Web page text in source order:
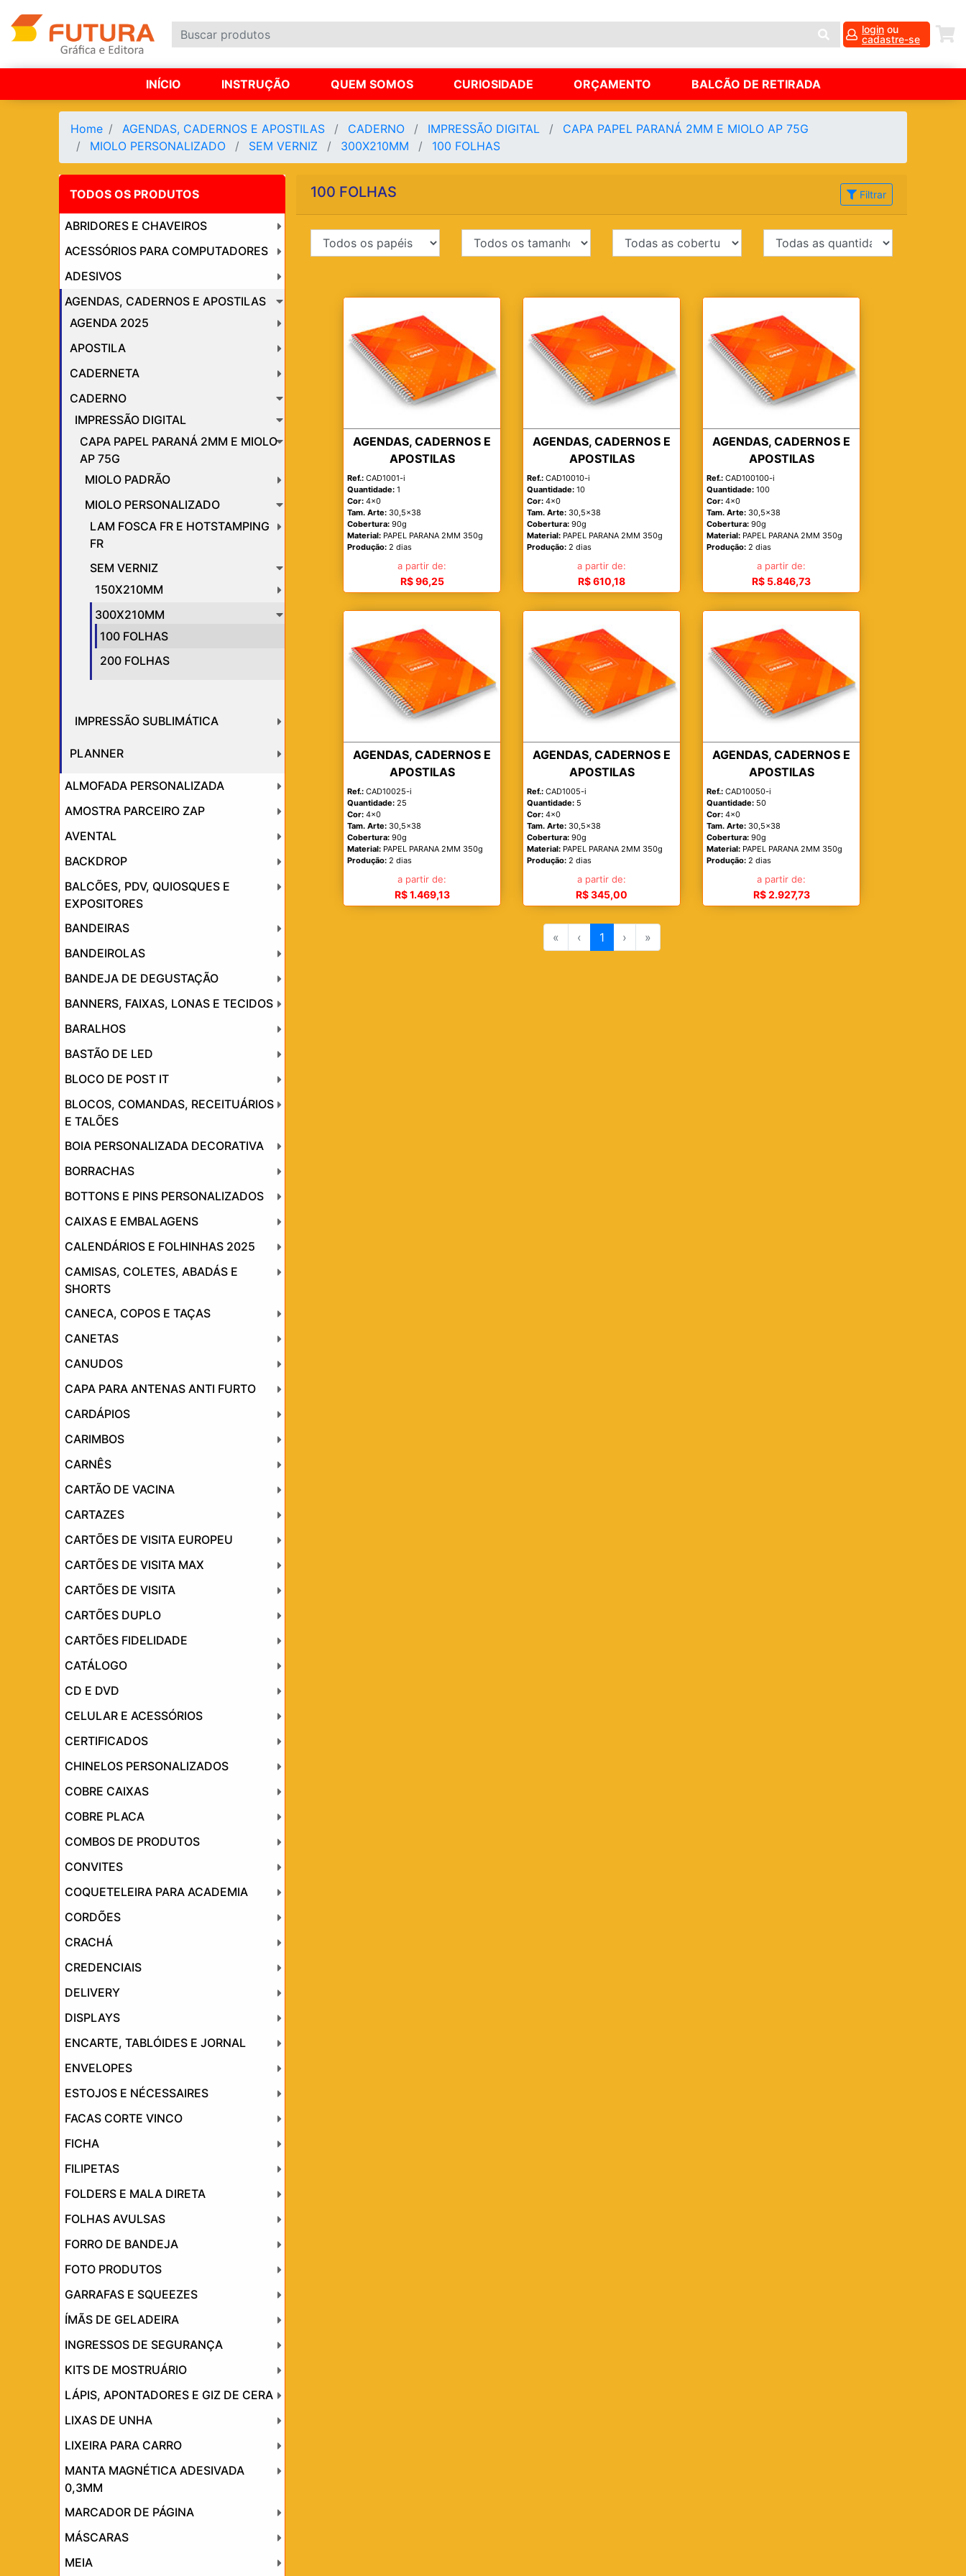
login ou
cadastre-se
INÍCIO INSTRUÇÃO QUEM SOMOS CURIOSIDADE ORÇAMENTO BALCÃO DE RETIRADA
Home AGENDAS, CADERNOS E APOSTILAS CADERNO IMPRESSÃO DIGITAL
CAPA PAPEL PARANÁ 2MM E MIOLO AP 75G
MIOLO PERSONALIZADO
SEM VERNIZ 300X210MM 100 FOLHAS
TODOS OS PRODUTOS
ABRIDORES E CHAVEIROS
ACESSÓRIOS PARA COMPUTADORES
ADESIVOS
AGENDAS, CADERNOS E APOSTILAS
AGENDA 2025
APOSTILA
CADERNETA
CADERNO
IMPRESSÃO DIGITAL
CAPA PAPEL PARANÁ 2MM E MIOLO
AP 75G
MIOLO PADRÃO
MIOLO PERSONALIZADO
LAM FOSCA FR E HOTSTAMPING
FR
SEM VERNIZ
150X210MM
300X210MM
100 FOLHAS
200 FOLHAS
IMPRESSÃO SUBLIMÁTICA
PLANNER
ALMOFADA PERSONALIZADA
AMOSTRA PARCEIRO ZAP
AVENTAL
BACKDROP
BALCÕES, PDV, QUIOSQUES E
EXPOSITORES
BANDEIRAS
BANDEIROLAS
BANDEJA DE DEGUSTAÇÃO
BANNERS, FAIXAS, LONAS E TECIDOS
BARALHOS
BASTÃO DE LED
BLOCO DE POST IT
BLOCOS, COMANDAS, RECEITUÁRIOS
E TALÕES
BOIA PERSONALIZADA DECORATIVA
BORRACHAS
BOTTONS E PINS PERSONALIZADOS
CAIXAS E EMBALAGENS
CALENDÁRIOS E FOLHINHAS 2025
CAMISAS, COLETES, ABADÁS E
SHORTS
CANECA, COPOS E TAÇAS
CANETAS
CANUDOS
CAPA PARA ANTENAS ANTI FURTO
CARDÁPIOS
CARIMBOS
CARNÊS
CARTÃO DE VACINA
CARTAZES
CARTÕES DE VISITA EUROPEU
CARTÕES DE VISITA MAX
CARTÕES DE VISITA
CARTÕES DUPLO
CARTÕES FIDELIDADE
CATÁLOGO
CD E DVD
CELULAR E ACESSÓRIOS
CERTIFICADOS
CHINELOS PERSONALIZADOS
COBRE CAIXAS
COBRE PLACA
COMBOS DE PRODUTOS
CONVITES
COQUETELEIRA PARA ACADEMIA
CORDÕES
CRACHÁ
CREDENCIAIS
DELIVERY
DISPLAYS
ENCARTE, TABLÓIDES E JORNAL
ENVELOPES
ESTOJOS E NÉCESSAIRES
FACAS CORTE VINCO
FICHA
FILIPETAS
FOLDERS E MALA DIRETA
FOLHAS AVULSAS
FORRO DE BANDEJA
FOTO PRODUTOS
GARRAFAS E SQUEEZES
ÍMÃS DE GELADEIRA
INGRESSOS DE SEGURANÇA
KITS DE MOSTRUÁRIO
LÁPIS, APONTADORES E GIZ DE CERA
LIXAS DE UNHA
LIXEIRA PARA CARRO
MANTA MAGNÉTICA ADESIVADA
0,3MM
MARCADOR DE PÁGINA
MÁSCARAS
MEIA
100 FOLHAS Filtrar
AGENDAS, CADERNOS E
APOSTILAS
Ref.: CAD1001-i
Quantidade: 1
Cor: 4x0
Tam. Arte: 30,5x38
Cobertura: 90g
Material: PAPEL PARANA 2MM 350g
Produção: 2 dias
a partir de:
R$ 96,25
AGENDAS, CADERNOS E
APOSTILAS
Ref.: CAD10010-i
Quantidade: 10
Cor: 4x0
Tam. Arte: 30,5x38
Cobertura: 90g
Material: PAPEL PARANA 2MM 350g
Produção: 2 dias
a partir de:
R$ 610,18
AGENDAS, CADERNOS E
APOSTILAS
Ref.: CAD100100-i
Quantidade: 100
Cor: 4x0
Tam. Arte: 30,5x38
Cobertura: 90g
Material: PAPEL PARANA 2MM 350g
Produção: 2 dias
a partir de:
R$ 5.846,73
AGENDAS, CADERNOS E
APOSTILAS
Ref.: CAD10025-i
Quantidade: 25
Cor: 4x0
Tam. Arte: 30,5x38
Cobertura: 90g
Material: PAPEL PARANA 2MM 350g
Produção: 2 dias
a partir de:
R$ 1.469,13
AGENDAS, CADERNOS E
APOSTILAS
Ref.: CAD1005-i
Quantidade: 5
Cor: 4x0
Tam. Arte: 30,5x38
Cobertura: 90g
Material: PAPEL PARANA 2MM 350g
Produção: 2 dias
a partir de:
R$ 345,00
AGENDAS, CADERNOS E
APOSTILAS
Ref.: CAD10050-i
Quantidade: 50
Cor: 4x0
Tam. Arte: 30,5x38
Cobertura: 90g
Material: PAPEL PARANA 2MM 350g
Produção: 2 dias
a partir de:
R$ 2.927,73
« ‹ 1 › »